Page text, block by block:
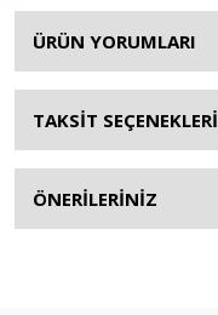
ÜRÜN YORUMLARI
TAKSİT SEÇENEKLERİ
ÖNERİLERİNİZ